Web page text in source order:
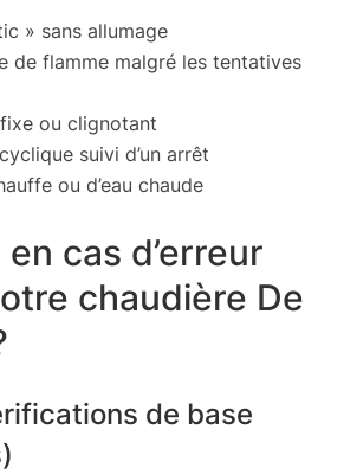
» sans allumage
de flamme malgré les tentatives
ou clignotant
suivi d’un arrêt
ou d’eau chaude
cas d’erreur
chaudière De
de base